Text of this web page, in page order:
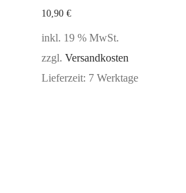
10,90 €
inkl. 19 % MwSt.
zzgl. Versandkosten
Lieferzeit: 7 Werktage